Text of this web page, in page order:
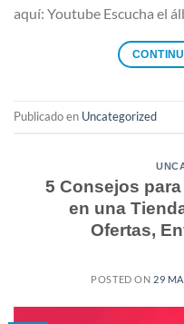
aquí: Youtube Escucha el
Publicado en Uncategorized
5 Consejos
en una
Ofertas,
POSTED ON 29